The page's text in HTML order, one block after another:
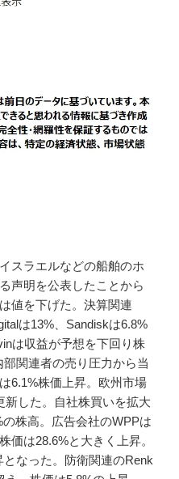
スラエルなどの船舶のホ
声明を公表したことから
値を下げた。決算関連
は13%、Sandiskは6.8%
は収益が予想を下回り株
関連者の売り圧力から当
6.1%株価上昇。欧州市場
新した。自社株買いを拡大
株高。広告会社のWPPは
価は28.6%と大きく上昇。
なった。防衛関連のRenk